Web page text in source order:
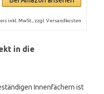
inkl. MwSt., zzgl. Versandkosten
in die
Innenfächern ist